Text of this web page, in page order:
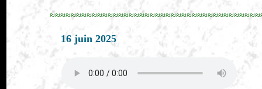
16 juin 2025